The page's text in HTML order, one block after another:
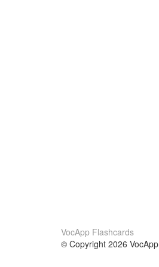
VocApp Flashcards
© Copyright 2026 VocApp